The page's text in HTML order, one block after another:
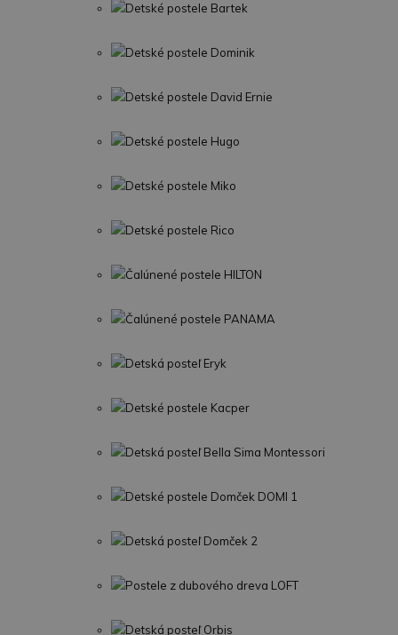
Detské postele Bartek
Detské postele Dominik
Detské postele David Ernie
Detské postele Hugo
Detské postele Miko
Detské postele Rico
Čalúnené postele HILTON
Čalúnené postele PANAMA
Detská posteľ Eryk
Detské postele Kacper
Detská posteľ Bella Sima Montessori
Detské postele Domček DOMI 1
Detská posteľ Domček 2
Postele z dubového dreva LOFT
Detská posteľ Orbis